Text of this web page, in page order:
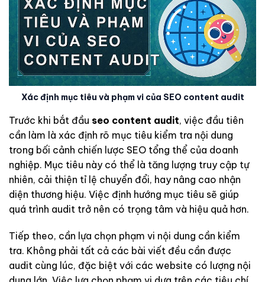
Xác định mục tiêu và phạm vi của SEO content audit
Trước khi bắt đầu seo content audit, việc đầu tiên
cần làm là xác định rõ mục tiêu kiểm tra nội dung
trong bối cảnh chiến lược SEO tổng thể của doanh
nghiệp. Mục tiêu này có thể là tăng lượng truy cập tự
nhiên, cải thiện tỉ lệ chuyển đổi, hay nâng cao nhận
diện thương hiệu. Việc định hướng mục tiêu sẽ giúp
quá trình audit trở nên có trọng tâm và hiệu quả hơn.
Tiếp theo, cần lựa chọn phạm vi nội dung cần kiểm
tra. Không phải tất cả các bài viết đều cần được
audit cùng lúc, đặc biệt với các website có lượng nội